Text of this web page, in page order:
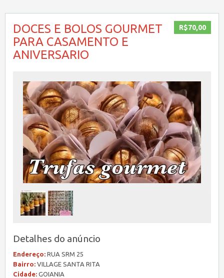
R$70,00
DOCES E BOLOS GOURMET
PARA CASAMENTO E
ANIVERSARIO
Detalhes do anúncio
Endereço: RUA SRM 25
Bairro: VILLAGE SANTA RITA
Cidade: GOIANIA